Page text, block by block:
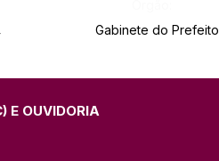
Gabinete do Prefeito
E OUVIDORIA